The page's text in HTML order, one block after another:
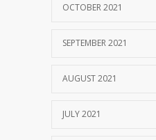
OCTOBER 2021
SEPTEMBER 2021
AUGUST 2021
JULY 2021